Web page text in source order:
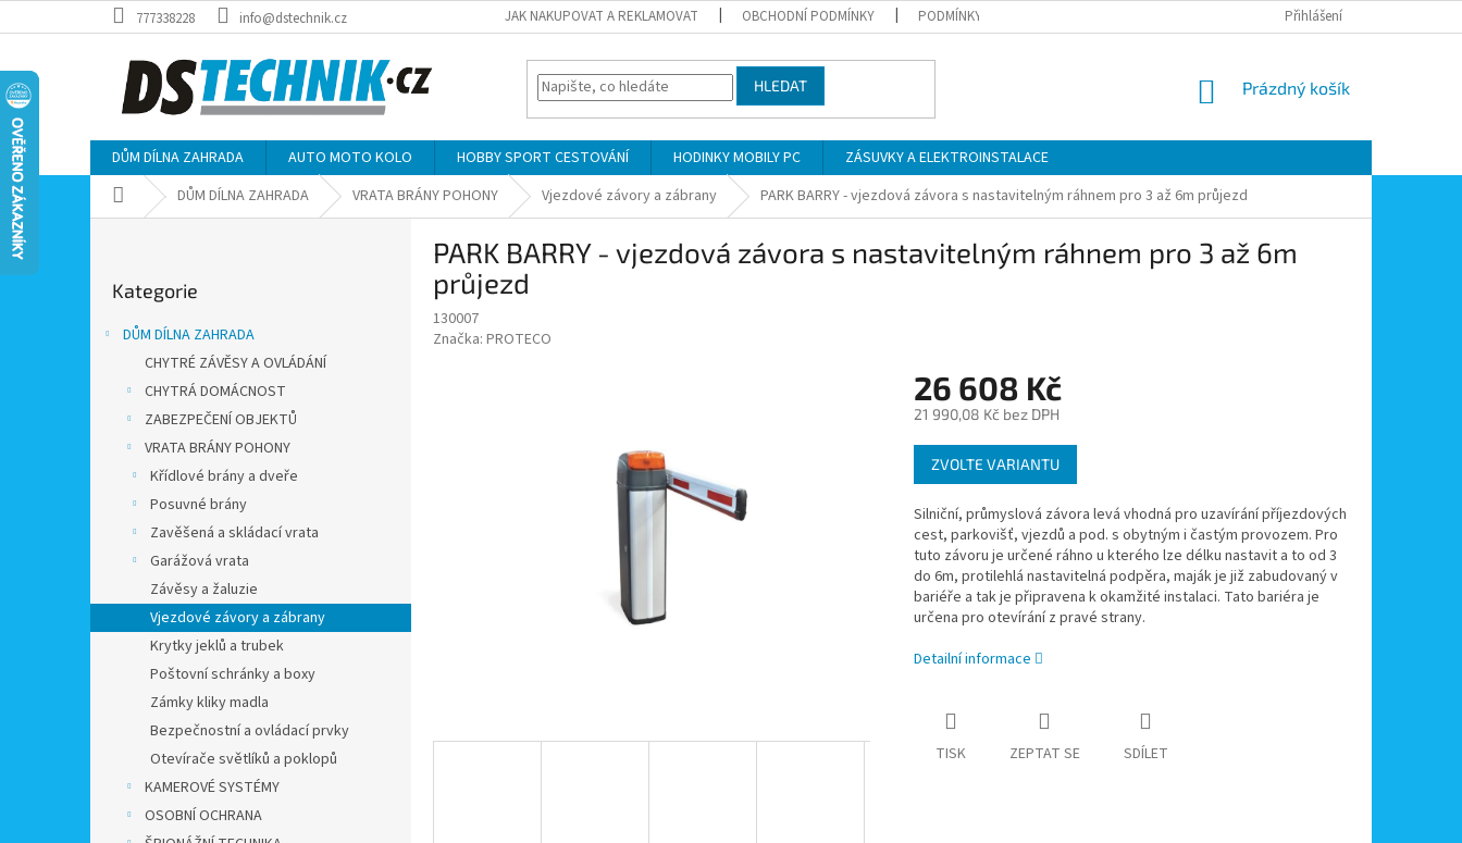
na
777338228 info@dstechnik.cz JAK NAKUPOVAT A REKLAMOVAT OBCHODNÍ PODMÍNKY PODMÍNKY OCHRANY OSOBNÍCH ÚDAJŮ MOJE OBJEDNÁVKA
Přihlášení
HLEDAT
NÁKUPNÍ
Prázdný košík
DŮM DÍLNA ZAHRADA AUTO MOTO KOLO HOBBY SPORT CESTOVÁNÍ HODINKY MOBILY PC
ZÁSUVKY A ELEKTROINSTALACE
Domů DŮM DÍLNA ZAHRADA VRATA BRÁNY POHONY Vjezdové závory a zábrany PARK BARRY - vjezdová závora s nastavitelným ráhnem pro 3 až 6m průjezd
kategorie
Kategorie
DŮM DÍLNA ZAHRADA
CHYTRÉ ZÁVĚSY A OVLÁDÁNÍ
CHYTRÁ DOMÁCNOST
ZABEZPEČENÍ OBJEKTŮ
VRATA BRÁNY POHONY
Křídlové brány a dveře
Posuvné brány
Zavěšená a skládací vrata
Garážová vrata
Závěsy a žaluzie
Vjezdové závory a zábrany
Krytky jeklů a trubek
Poštovní schránky a boxy
Zámky kliky madla
Bezpečnostní a ovládací prvky
Otevírače světlíků a poklopů
KAMEROVÉ SYSTÉMY
OSOBNÍ OCHRANA
PARK BARRY - vjezdová závora s nastavitelným ráhnem pro 3 až 6m
průjezd
130007
Značka: PROTECO
26 608 Kč
21 990,08 Kč bez DPH
Měrná
cena:
ZVOLTE VARIANTU
Silniční, průmyslová závora levá vhodná pro uzavírání příjezdových
cest, parkovišť, vjezdů a pod. s obytným i častým provozem. Pro
tuto závoru je určené ráhno u kterého lze délku nastavit a to od 3
do 6m, protilehlá nastavitelná podpěra, maják je již zabudovaný v
bariéře a tak je připravena k okamžité instalaci. Tato bariéra je
určena pro otevírání z pravé strany.
Detailní informace
TISK ZEPTAT SE SDÍLET